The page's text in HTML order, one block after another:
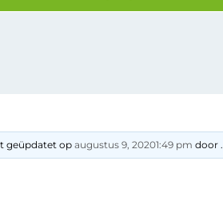
geüpdatet opaugustus 9, 20201:49 pm door .